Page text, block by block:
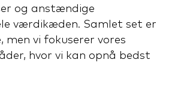
og anstændige
værdikæden. Samlet set er
men vi fokuserer vores
hvor vi kan opnå bedst